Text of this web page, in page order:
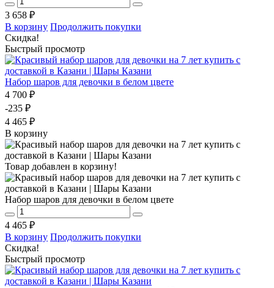
3 658 ₽
В корзину Продолжить покупки
Скидка!
Быстрый просмотр
Набор шаров для девочки в белом цвете
4 700 ₽
-235 ₽
4 465 ₽
В корзину
Товар добавлен в корзину!
Набор шаров для девочки в белом цвете
4 465 ₽
В корзину Продолжить покупки
Скидка!
Быстрый просмотр